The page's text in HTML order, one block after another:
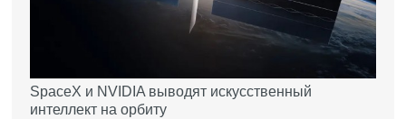
SpaceX и NVIDIA выводят искусственный
интеллект на орбиту